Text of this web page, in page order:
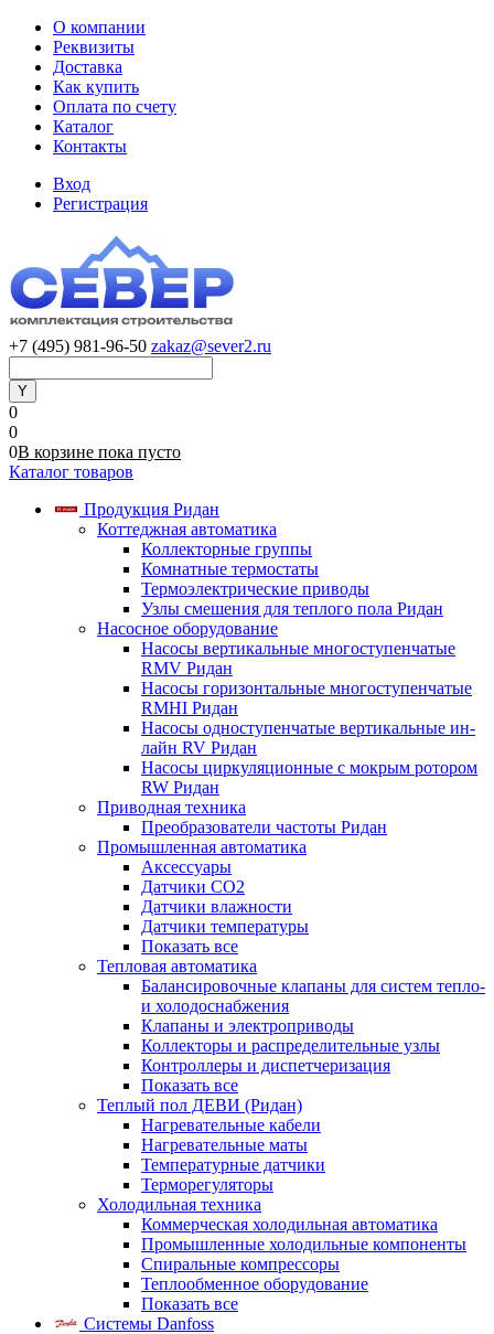
О компании
Реквизиты
Доставка
Как купить
Оплата по счету
Каталог
Контакты
Вход
Регистрация
+7 (495) 981-96-50 zakaz@sever2.ru
0
0
0В корзине пока пусто
Каталог товаров
Продукция Ридан
Коттеджная автоматика
Коллекторные группы
Комнатные термостаты
Термоэлектрические приводы
Узлы смешения для теплого пола Ридан
Насосное оборудование
Насосы вертикальные многоступенчатые
RMV Ридан
Насосы горизонтальные многоступенчатые
RMHI Ридан
Насосы одноступенчатые вертикальные ин-
лайн RV Ридан
Насосы циркуляционные с мокрым ротором
RW Ридан
Приводная техника
Преобразователи частоты Ридан
Промышленная автоматика
Аксессуары
Датчики CO2
Датчики влажности
Датчики температуры
Показать все
Тепловая автоматика
Балансировочные клапаны для систем тепло-
и холодоснабжения
Клапаны и электроприводы
Коллекторы и распределительные узлы
Контроллеры и диспетчеризация
Показать все
Теплый пол ДЕВИ (Ридан)
Нагревательные кабели
Нагревательные маты
Температурные датчики
Терморегуляторы
Холодильная техника
Коммерческая холодильная автоматика
Промышленные холодильные компоненты
Спиральные компрессоры
Теплообменное оборудование
Показать все
Системы Danfoss